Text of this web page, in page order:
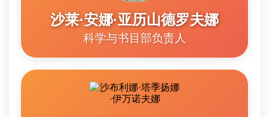
沙莱·安娜·亚历山德罗夫娜
科学与书目部负责人